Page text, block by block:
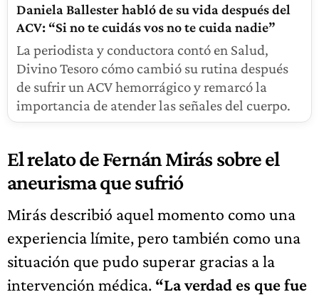
Daniela Ballester habló de su vida después del
ACV: “Si no te cuidás vos no te cuida nadie”
La periodista y conductora contó en Salud,
Divino Tesoro cómo cambió su rutina después
de sufrir un ACV hemorrágico y remarcó la
importancia de atender las señales del cuerpo.
El relato de Fernán Mirás sobre el
aneurisma que sufrió
Mirás describió aquel momento como una
experiencia límite, pero también como una
situación que pudo superar gracias a la
intervención médica. “La verdad es que fue